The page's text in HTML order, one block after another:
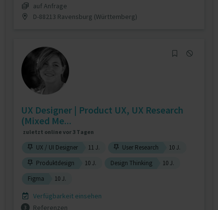
auf Anfrage
D-88213 Ravensburg (Württemberg)
UX Designer | Product UX, UX Research
(Mixed Me...
zuletzt online vor 3 Tagen
UX / UI Designer 11 J. User Research
10 J.
Produktdesign
10 J. Design Thinking
10 J.
Figma
10 J.
Verfügbarkeit einsehen
3
Referenzen